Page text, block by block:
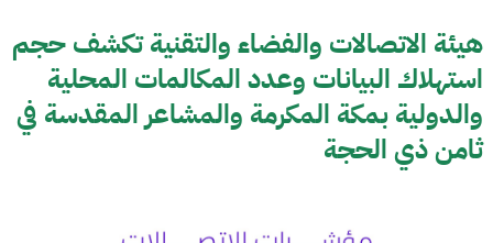
هيئة الاتصالات والفضاء والتقنية تكشف حجم
استهلاك البيانات وعدد المكالمات المحلية
والدولية بمكة المكرمة والمشاعر المقدسة في
ثامن ذي الحجة